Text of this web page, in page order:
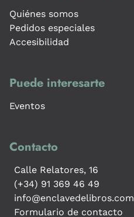
Quiénes somos
Pedidos especiales
Accesibilidad
Puede interesarte
Eventos
Contacto
Calle Relatores, 16
(+34) 91 369 46 49
info@enclavedelibros.com
Formulario de contacto